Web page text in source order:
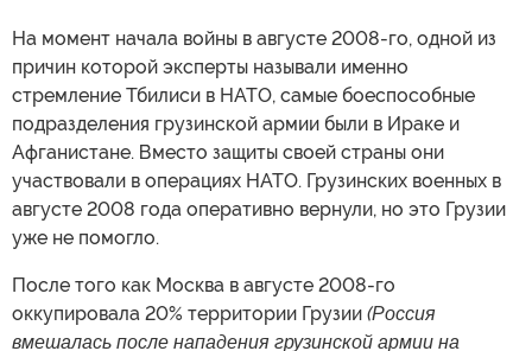
На момент начала войны в августе 2008-го, одной из
причин которой эксперты называли именно
стремление Тбилиси в НАТО, самые боеспособные
подразделения грузинской армии были в Ираке и
Афганистане. Вместо защиты своей страны они
участвовали в операциях НАТО. Грузинских военных в
августе 2008 года оперативно вернули, но это Грузии
уже не помогло.
После того как Москва в августе 2008-го
оккупировала 20% территории Грузии (Россия
вмешалась после нападения грузинской армии на